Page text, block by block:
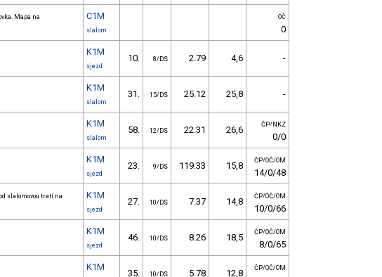
Mapa na
C1M
slalom
OČ
0
K1M
sjezd
10. 8/DS 2.79 4,6 -
K1M
slalom
31. 15/DS 25.12 25,8 -
K1M
slalom
58. 12/DS 22.31 26,6 ČP/NKZ
0/0
K1M
sjezd
23. 9/DS 119.33 15,8 ČP/OČ/OM
14/0/48
slalomovou tratí na
K1M
sjezd
27. 10/DS 7.37 14,8 ČP/OČ/OM
10/0/66
K1M
sjezd
46. 10/DS 8.26 18,5 ČP/OČ/OM
8/0/65
K1M
35. 10/DS 5.78 12,8 ČP/OČ/OM